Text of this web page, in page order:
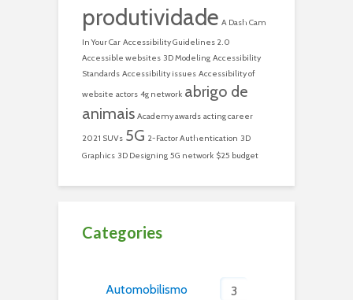
produtividade A Dash Cam
In Your Car Accessibility Guidelines 2.0
Accessible websites 3D Modeling Accessibility
Standards Accessibility issues Accessibility of
website actors 4g network abrigo de
animais Academy awards acting career
2021 SUVs 5G 2-Factor Authentication 3D
Graphics 3D Designing 5G network $25 budget
Categories
Automobilismo
3